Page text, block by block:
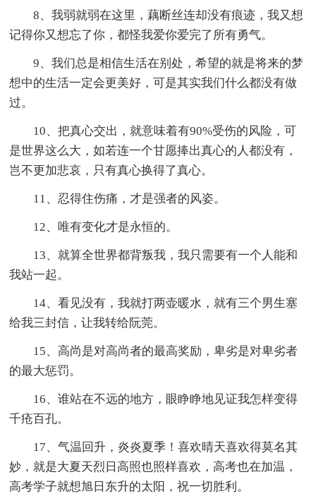
8、我弱就弱在这里，藕断丝连却没有痕迹，我又想
记得你又想忘了你，都怪我爱你爱完了所有勇气。
9、我们总是相信生活在别处，希望的就是将来的梦
想中的生活一定会更美好，可是其实我们什么都没有做
过。
10、把真心交出，就意味着有90%受伤的风险，可
是世界这么大，如若连一个甘愿捧出真心的人都没有，
岂不更加悲哀，只有真心换得了真心。
11、忍得住伤痛，才是强者的风姿。
12、唯有变化才是永恒的。
13、就算全世界都背叛我，我只需要有一个人能和
我站一起。
14、看见没有，我就打两壶暖水，就有三个男生塞
给我三封信，让我转给阮莞。
15、高尚是对高尚者的最高奖励，卑劣是对卑劣者
的最大惩罚。
16、谁站在不远的地方，眼睁睁地见证我怎样变得
千疮百孔。
17、气温回升，炎炎夏季！喜欢晴天喜欢得莫名其
妙，就是大夏天烈日高照也照样喜欢，高考也在加温，
高考学子就想旭日东升的太阳，祝一切胜利。